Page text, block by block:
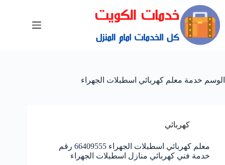
الوسم خدمة معلم كهربائي اسطبلات الجهراء
كهربائي
معلم كهربائي اسطبلات الجهراء 66409555 رقم
خدمة فني كهربائي منازل اسطبلات الجهراء